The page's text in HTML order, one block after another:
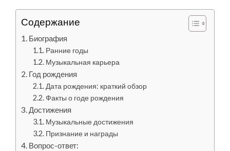
Содержание
Биография
Ранние годы
Музыкальная карьера
Год рождения
Дата рождения: краткий обзор
Факты о годе рождения
Достижения
Музыкальные достижения
Признание и награды
Вопрос-ответ: